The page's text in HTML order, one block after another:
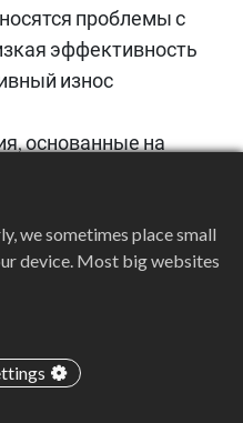
проблемы с
эффективность
износ
основанные на
не способны
эффективную
материалов и
получению
Для решения
проблемы
представила
we sometimes place small
device. Most big websites